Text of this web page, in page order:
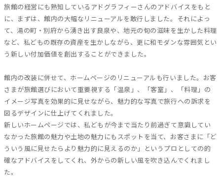
旅館の経営にも熟知しているアドグラフィーさんのアドバイスをもと
に、まずは、館内の大幅なリニューアルを敢行しました。それによっ
て、湯の町・別府から湧き出す良泉や、地元の旬の滋味を生かした料理
など、私どもの既存の資産を生かしながら、更に和モダンな雰囲気とい
う新しい付加価値を創出することができました。
館内の改装に併せて、ホームページのリニューアルも行いました。お客
さまが旅館選びにおいて重要視する「温泉」、「客室」、「料理」の
イメージ写真を効果的に見せながら、魅力的な写真で旅行への訴求を
図るデザインに仕上げてくれました。
新しいホームページでは、私どもが今まで当たり前過ぎて意識してい
なかった旅館の魅力や土地の魅力にもスポットを当て、お客さまに「ど
ういう風に見せたらより魅力的に見えるのか」というプロとしての的
確なアドバイスをしてくれ、外からの新しい風を吹き込んでくれまし
た。